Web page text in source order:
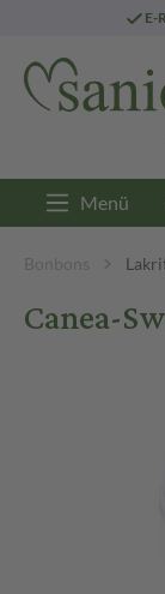
E-
Menü
Bonbons
Canea-